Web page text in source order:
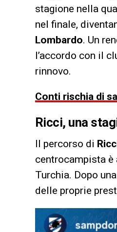
stagione nella
nel finale,
Lombardo. Un
l’accordo con il
rinnovo.
Conti rischia di
Ricci, una
Il percorso di
centrocampista
Turchia. Dopo
delle proprie